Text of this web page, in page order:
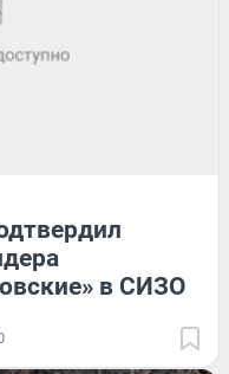
в СИЗО